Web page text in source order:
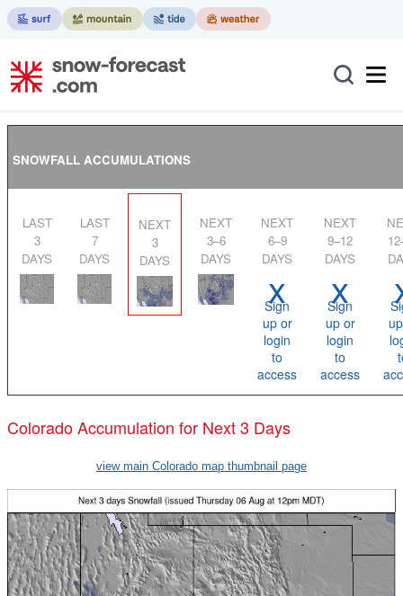
SNOWFALL ACCUMULATIONS
LAST
3
DAYS
LAST
7
DAYS
NEXT
3
DAYS
NEXT
3–6
DAYS
NEXT
6–9
DAYS
x
Sign
up or
login
to
access
NEXT
9–12
DAYS
x
Sign
up or
login
to
access
NEXT
Colorado Accumulation for Next 3 Days
view main Colorado map thumbnail page